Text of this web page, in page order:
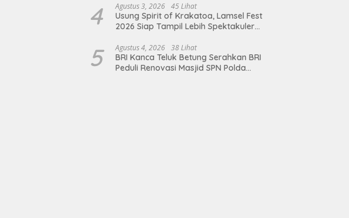
4 Agustus 3, 2026 45 Lihat
Usung Spirit of Krakatoa, Lamsel Fest
2026 Siap Tampil Lebih Spektakuler
Artis Ibu Kota
5 Agustus 4, 2026 38 Lihat
BRI Kanca Teluk Betung Serahkan BRI
Peduli Renovasi Masjid SPN Polda